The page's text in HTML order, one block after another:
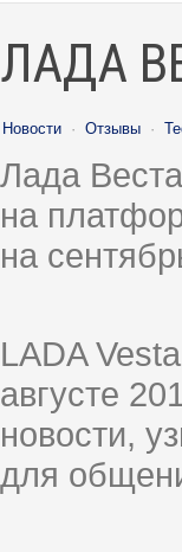
ЛАДА
Новости · Отзывы ·
Лада
на
на
LADA
августе
новости,
для